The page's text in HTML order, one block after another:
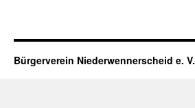
Bürgerverein Niederwennerscheid e. V.